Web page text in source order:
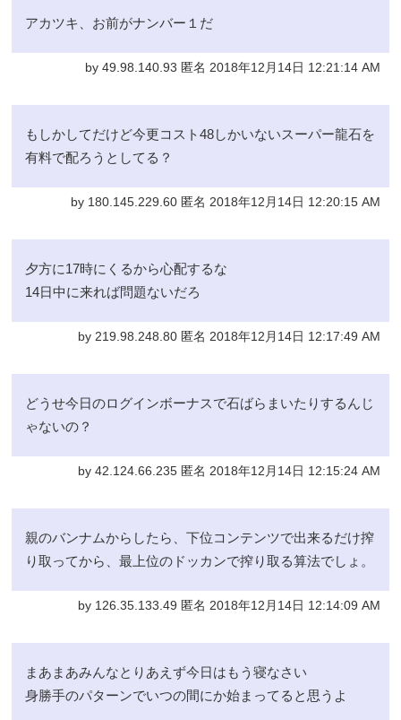
アカツキ、お前がナンバー１だ
by 49.98.140.93 匿名 2018年12月14日 12:21:14 AM
もしかしてだけど今更コスト48しかいないスーパー龍石を
有料で配ろうとしてる？
by 180.145.229.60 匿名 2018年12月14日 12:20:15 AM
夕方に17時にくるから心配するな
14日中に来れば問題ないだろ
by 219.98.248.80 匿名 2018年12月14日 12:17:49 AM
どうせ今日のログインボーナスで石ばらまいたりするんじ
ゃないの？
by 42.124.66.235 匿名 2018年12月14日 12:15:24 AM
親のバンナムからしたら、下位コンテンツで出来るだけ搾
り取ってから、最上位のドッカンで搾り取る算法でしょ。
by 126.35.133.49 匿名 2018年12月14日 12:14:09 AM
まあまあみんなとりあえず今日はもう寝なさい
身勝手のパターンでいつの間にか始まってると思うよ